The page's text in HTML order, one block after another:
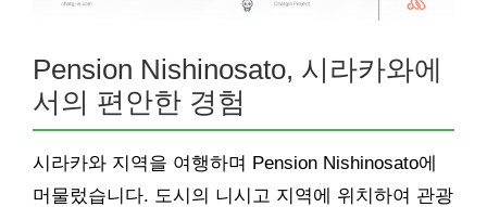
Pension Nishinosato, 시라카와에
서의 편안한 경험
시라카와 지역을 여행하며 Pension Nishinosato에
머물렀습니다. 도시의 니시고 지역에 위치하여 관광